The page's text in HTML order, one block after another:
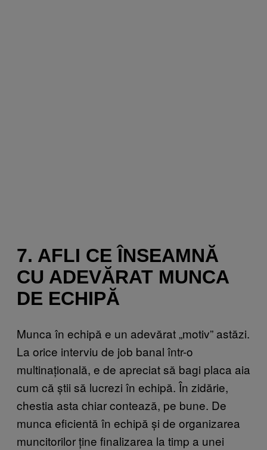
7. AFLI CE ÎNSEAMNĂ
CU ADEVĂRAT MUNCA
DE ECHIPĂ
Munca în echipă e un adevărat „motiv” astăzi.
La orice interviu de job banal într-o
multinațională, e de apreciat să bagi placa aia
cum că știi să lucrezi în echipă. În zidărie,
chestia asta chiar contează, pe bune. De
munca eficientă în echipă și de organizarea
muncitorilor ține finalizarea la timp a unei